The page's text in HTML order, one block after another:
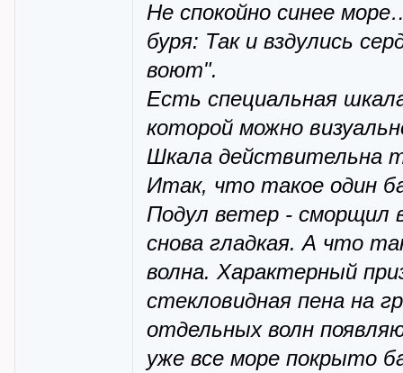
Не спокойно синее
буря: Так и вздулись
воют".
Есть специальная
которой можно
Шкала действительна
Итак, что такое один
Подул ветер - сморщил
снова гладкая. А что
волна. Характерный
стекловидная пена на
отдельных волн
уже все море покрыто